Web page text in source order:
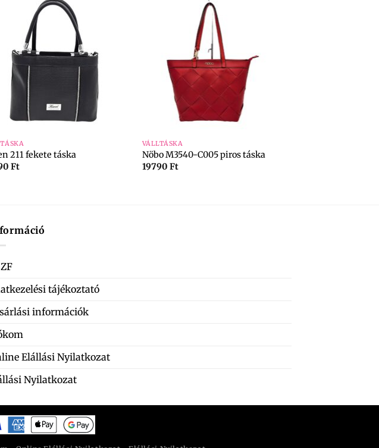
211 fekete táska
Ft
VÁLLTÁSKA
Nöbo M3540-C005 piros táska
19790 Ft
tájékoztató
információk
Elállási Nyilatkozat
Nyilatkozat